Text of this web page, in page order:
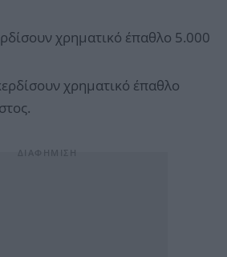
χρηματικό έπαθλο 5.000
χρηματικό έπαθλο